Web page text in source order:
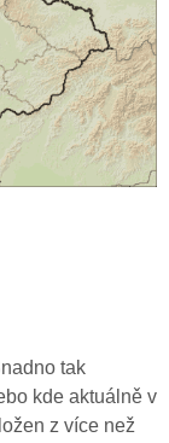
tak
kde aktuálně v
z více než